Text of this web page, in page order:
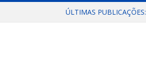
ÚLTIMAS PUBLICAÇÕES: